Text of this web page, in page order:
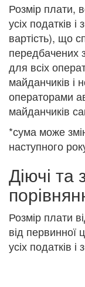
Розмір плати,
усіх податків
вартість), що
передбачених
для всіх
майданчиків і
операторами
майданчиків
*сума може
наступного
Діючі та
Розмір плати
від первинної
усіх податків і